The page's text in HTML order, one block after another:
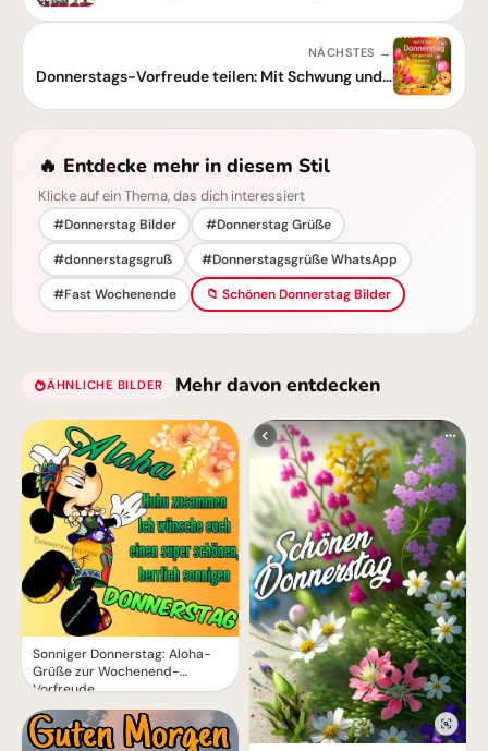
NÄCHSTES →
Donnerstags-Vorfreude teilen: Mit Schwung und leichtem Herz ins baldige Wochenende.
🔥 Entdecke mehr in diesem Stil
Klicke auf ein Thema, das dich interessiert
#Donnerstag Bilder
#Donnerstag Grüße
#donnerstagsgruß
#Donnerstagsgrüße WhatsApp
#Fast Wochenende
📁 Schönen Donnerstag Bilder
ÄHNLICHE BILDER Mehr davon entdecken
Sonniger Donnerstag: Aloha-
Grüße zur Wochenend-
Vorfreude